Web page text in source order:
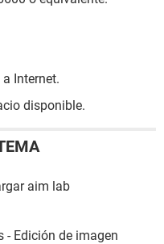
Internet.
disponible.
aim lab
- Edición de imagen